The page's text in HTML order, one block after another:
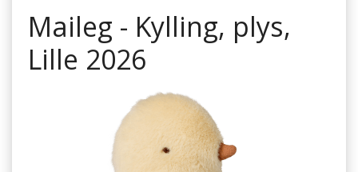
Maileg - Kylling, plys,
Lille 2026